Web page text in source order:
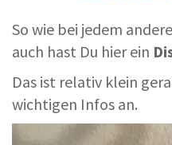
So wie bei jedem
auch hast Du hier ein
Das ist relativ klein
wichtigen Infos an.